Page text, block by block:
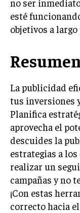
ÉTICA
SOCIAL
Acerca de Últimas
Soy
poesía y el ajedrez,
historia.
Aparece en
Infórmate aquí.
no ser
esté
objetivos a
La publicidad
tus inversiones
Planifica
aprovecha el
descuides la
estrategias a
realizar un
campañas y no
¡Con estas
correcto hacia